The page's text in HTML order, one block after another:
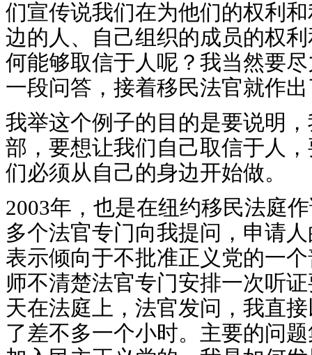
们宣传说我们在为他们的权利
边的人、自己组织的成员的权
何能够取信于人呢？我当然要
一段问答，接着移民法官就作
我举这个例子的目的是要说明
部，要想让我们自己取信于人
们必须从自己的身边开始做。
2003年，也是在纽约移民法庭
多个法官专门向我提问，申请
表示倾向于不批准正义党的一
师不清楚法官专门安排一次听
天在法庭上，法官发问，我直
了差不多一个小时。主要的问